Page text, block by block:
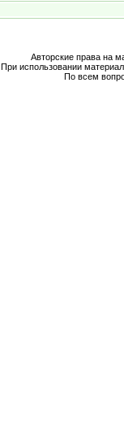
Авторские права на
При использовании
По всем